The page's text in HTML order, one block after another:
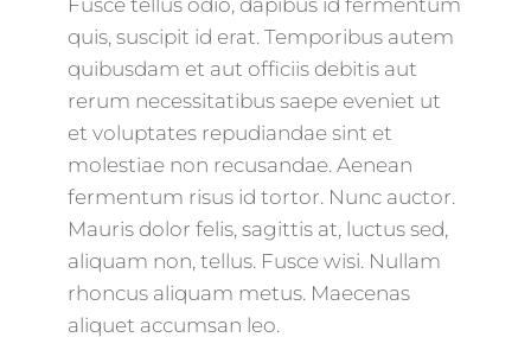
Fusce tellus odio, dapibus id fermentum
quis, suscipit id erat. Temporibus autem
quibusdam et aut officiis debitis aut
rerum necessitatibus saepe eveniet ut
et voluptates repudiandae sint et
molestiae non recusandae. Aenean
fermentum risus id tortor. Nunc auctor.
Mauris dolor felis, sagittis at, luctus sed,
aliquam non, tellus. Fusce wisi. Nullam
rhoncus aliquam metus. Maecenas
aliquet accumsan leo.